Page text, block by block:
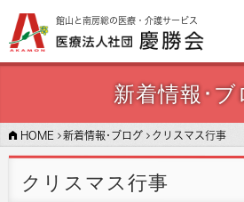
館山と南房総の医療・介護サービス
新着情報･ブ
HOME 新着情報･ブログ クリスマス行事
クリスマス行事